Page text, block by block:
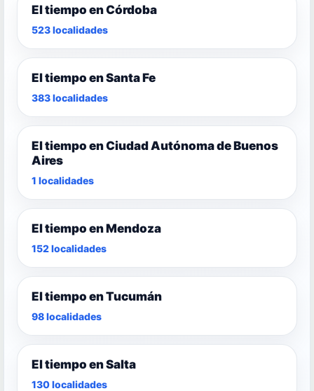
El tiempo en Córdoba
523 localidades
El tiempo en Santa Fe
383 localidades
El tiempo en Ciudad Autónoma de Buenos
Aires
1 localidades
El tiempo en Mendoza
152 localidades
El tiempo en Tucumán
98 localidades
El tiempo en Salta
130 localidades